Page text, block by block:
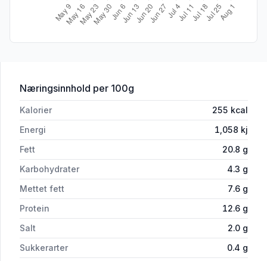
Næringsinnhold for 'Økologisk Frilandsgris Bratwurst
per 100g
Kalorier 255 kcal
Energi
1,058 kj
Fett
20.8 g
Karbohydrater
4.3 g
Mettet fett
7.6 g
Protein
12.6 g
Salt
2.0 g
Sukkerarter
0.4 g